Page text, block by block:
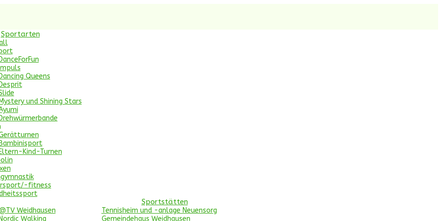
Sportarten
DanceForFun
Impuls
Dancing Queens
Desprit
Mystery und Shining Stars
Drehwürmerbande
Bambinisport
Eltern-Kind-Turnen
fitness
Weidhausen
Nordic Walking
Sportstätten
Tennisheim und -anlage Neuensorg
Gemeindehaus Weidhausen